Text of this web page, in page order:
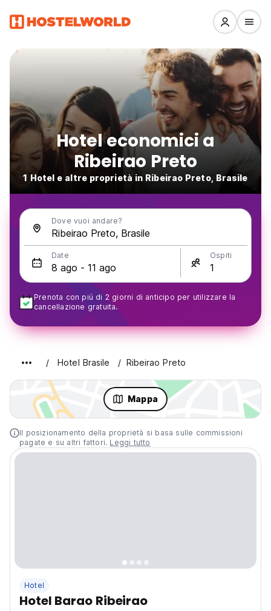
Hotel economici a
Ribeirao Preto
1 Hotel e altre proprietà in Ribeirao Preto, Brasile
Dove vuoi andare?
Date Ospiti
Prenota con piú di 2 giorni di anticipo per utilizzare la
cancellazione gratuita.
Hotel Brasile Ribeirao Preto
Mappa
Il posizionamento della proprietà si basa sulle commissioni
pagate e su altri fattori. Leggi tutto
Hotel
Hotel Barao Ribeirao